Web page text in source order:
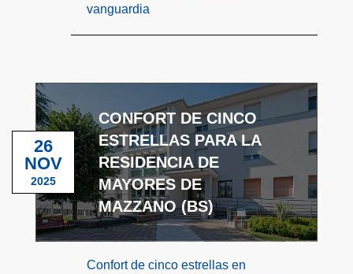
vanguardia
CONFORT DE CINCO
ESTRELLAS PARA LA
RESIDENCIA DE
MAYORES DE
MAZZANO (BS)
26
NOV
2025
Confort de cinco estrellas en